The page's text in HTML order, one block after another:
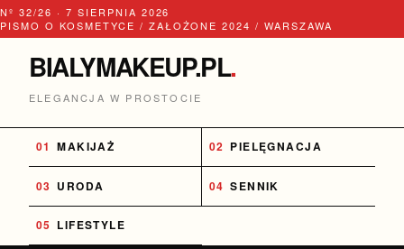
Nº 32/26 · 7 SIERPNIA 2026
PISMO O KOSMETYCE / ZAŁOŻONE 2024 / WARSZAWA
BIALYMAKEUP.PL.
ELEGANCJA W PROSTOCIE
MAKIJAŻ PIELĘGNACJA
URODA SENNIK
LIFESTYLE